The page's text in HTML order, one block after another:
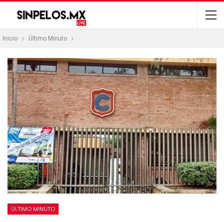
Inicio Último Minuto
ÚLTIMO MINUTO